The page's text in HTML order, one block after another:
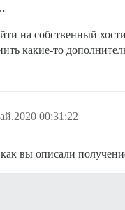
на собственный
какие-то
00:31:22
вы описали